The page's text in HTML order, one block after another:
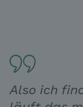
Also ich